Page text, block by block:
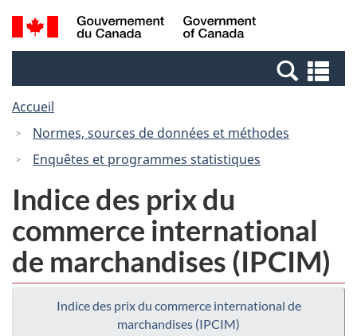
Passer
au
Passer
à
Canada
Recherche
et
et
Accueil
Normes, sources de données et méthodes
Enquêtes et programmes statistiques
Indice des prix du
commerce international
de marchandises (IPCIM)
Indice des prix du commerce international de
marchandises (IPCIM)